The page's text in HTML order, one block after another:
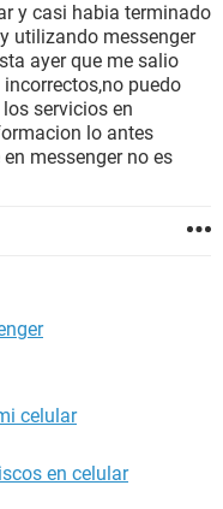
y casi habia terminado
utilizando messenger
ayer que me salio
puedo
servicios en
lo antes
messenger no es
celular
en celular